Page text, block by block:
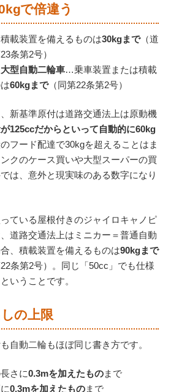
で倍違う
載装置を備えるものは30kgまで（道
条第2号）
型自動二輪車…乗車装置または積載
60kgまで（同第22条第2号）
新基準原付は道路交通法上は原動機
125ccだからといって自動的に60kg
フード配達で30kgを超えることはま
クのケース買いや大型スーパーの買
は、意外と現実味のある数字になり
ている屋根付きのジャイロキャノピ
道路交通法上はミニカー＝普通自動
、積載装置を備えるものは90kgまで
条第2号）。同じ「50cc」でも仕様
いうことです。
の上限
自動二輪もほぼ同じ書き方です。
さに0.3mを加えたものまで
0.3mを加えたものまで